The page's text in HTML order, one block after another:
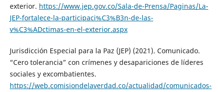
exterior. https://www.jep.gov.co/Sala-de-Prensa/Paginas/La-
JEP-fortalece-la-participaci%C3%B3n-de-las-
v%C3%ADctimas-en-el-exterior.aspx
Jurisdicción Especial para la Paz (JEP) (2021). Comunicado.
“Cero tolerancia” con crímenes y desapariciones de líderes
sociales y excombatientes.
https://web.comisiondelaverdad.co/actualidad/comunicados-